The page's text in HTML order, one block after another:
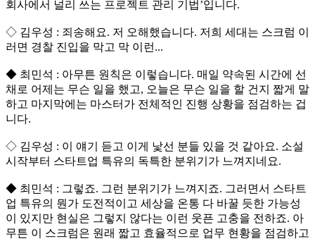
회사에서 널리 쓰는 프로젝트 관리 기법’입니다.
◇ 김우성 : 죄송해요. 저 오해했습니다. 저희 세대는 스크럼 이
러면 경찰 진입을 막고 막 이런...
◆ 최민석 : 아무튼 원칙은 이렇습니다. 매일 약속된 시간에 선
채로 어제는 무슨 일을 했고, 오늘은 무슨 일을 할 건지 짧게 말
하고 마지막에는 마스터가 전체적인 진행 상황을 점검하는 겁
니다.
◇ 김우성 : 이 얘기 듣고 이게 낯선 분들 있을 것 같아요. 소설
시작부터 스타트업 특유의 독특한 분위기가 느껴지네요.
◆ 최민석 : 그렇죠. 그런 분위기가 느껴지죠. 그러면서 스타트
업 특유의 뭔가 도전적이고 세상을 온통 다 바꿀 듯한 가능성
이 있지만 현실은 그렇지 않다는 이런 웃픈 고충을 전하죠. 아
무튼 이 스크럼은 원래 짧고 효율적으로 업무 현황을 점검하고